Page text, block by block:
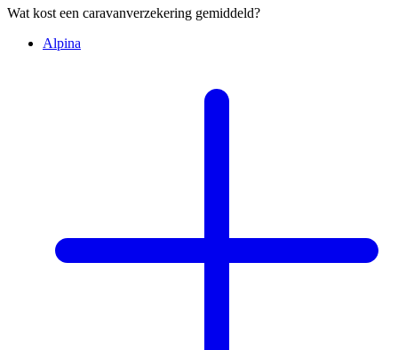
Wat kost een caravanverzekering gemiddeld?
Alpina